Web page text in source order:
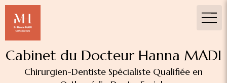
Cabinet du Docteur Hanna MADI
Chirurgien-Dentiste Spécialiste Qualifiée en